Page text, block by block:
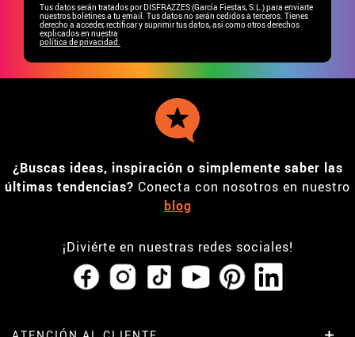
Tus datos serán tratados por DISFRAZZES (García Fiestas, S.L.) para enviarte
nuestros boletines a tu email. Tus datos no serán cedidos a terceros. Tienes
derecho a acceder, rectificar y suprimir tus datos, así como otros derechos
explicados en nuestra
política de privacidad.
¿Buscas ideas, inspiración o simplemente saber las
últimas tendencias? Conecta con nosotros en nuestro
blog
¡Diviérte en nuestras redes sociales!